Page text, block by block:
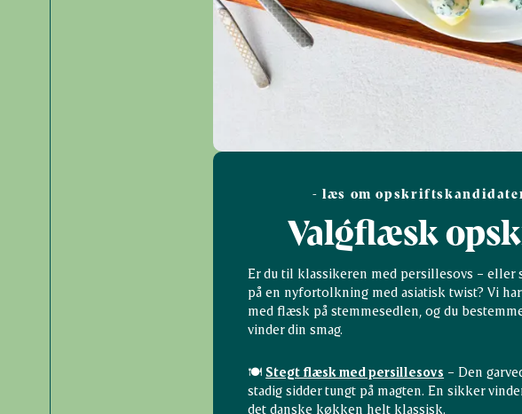
- læs om
Valgflæsk
Er du til klassikeren med persillesovs – eller
på en nyfortolkning med asiatisk twist? Vi
med flæsk på stemmesedlen, og du
vinder din smag.
🍽️ Stegt flæsk med persillesovs – Den
stadig sidder tungt på magten. En sikker
det danske køkken helt klassisk.